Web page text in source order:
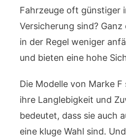
Fahrzeuge oft günstiger
Versicherung sind? Ganz
in der Regel weniger
und bieten eine hohe
Die Modelle von Marke
ihre Langlebigkeit und
bedeutet, dass sie auch
eine kluge Wahl sind.